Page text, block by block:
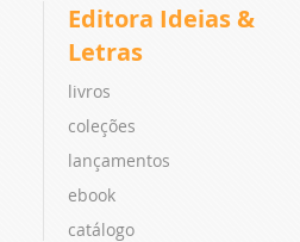
Editora Ideias &
Letras
livros
coleções
lançamentos
ebook
catálogo